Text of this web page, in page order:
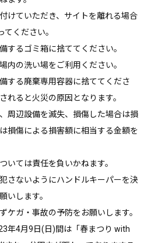
けていただき、サイトを離れる場合
ください。
するゴミ箱に捨ててください。
内の洗い場をご利用ください。
する廃棄専用容器に捨ててくださ
れると火災の原因となります。
周辺設備を滅失、損傷した場合は損
損傷による損害額に相当する金額を
いては責任を負いかねます。
さないようにハンドルキーパーを決
いします。
ケガ・事故の予防をお願いします。
年4月9日(日)間は「春まつり with